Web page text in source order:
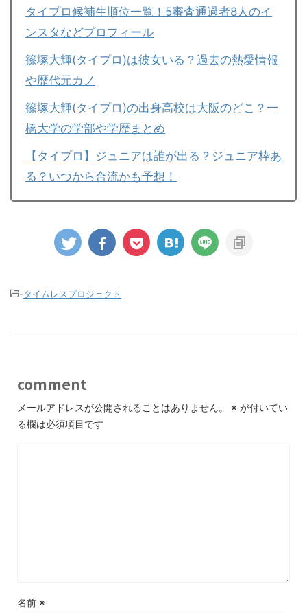
タイプロ候補生順位一覧！5審査通過者8人のイ
ンスタなどプロフィール
篠塚大輝(タイプロ)は彼女いる？過去の熱愛情報
や歴代元カノ
篠塚大輝(タイプロ)の出身高校は大阪のどこ？一
橋大学の学部や学歴まとめ
【タイプロ】ジュニアは誰が出る？ジュニア枠あ
る？いつから合流かも予想！
-タイムレスプロジェクト
comment
メールアドレスが公開されることはありません。 ※ が付いてい
る欄は必須項目です
名前 ※